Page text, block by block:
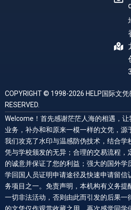
COPYRIGHT © 1998-2026 HELP国际文凭
RESERVED.
Welcome！首先感谢茫茫人海的相遇，
业务，补办和和原来一模一样的文凭，源
我们攻克了水印与温感防伪技术，结合学
凭与学校颁发的无异；合理的交易流程，
的诚意并保证了您的利益；强大的国外学
学回国人员证明申请途径及快速申请留信
务项目之一。免责声明，本机构有义务提
一切非法活动，否则由此而引发的后果一
的文凭仅作观赏收藏之用。再次感觉同学